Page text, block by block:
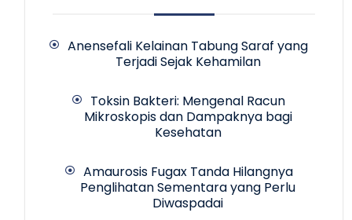
Anensefali Kelainan Tabung Saraf yang
Terjadi Sejak Kehamilan
Toksin Bakteri: Mengenal Racun
Mikroskopis dan Dampaknya bagi
Kesehatan
Amaurosis Fugax Tanda Hilangnya
Penglihatan Sementara yang Perlu
Diwaspadai